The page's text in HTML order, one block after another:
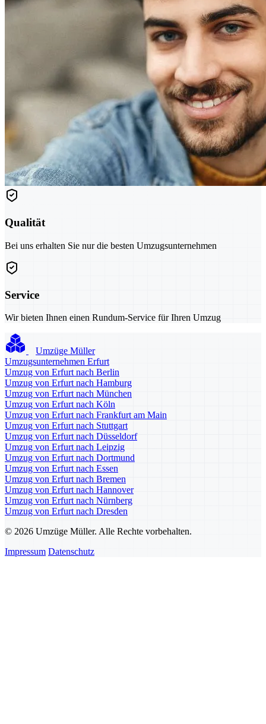
Qualität
Bei uns erhalten Sie nur die besten Umzugsunternehmen
Service
Wir bieten Ihnen einen Rundum-Service für Ihren Umzug
Umzüge Müller
Umzugsunternehmen Erfurt
Umzug von Erfurt nach Berlin
Umzug von Erfurt nach Hamburg
Umzug von Erfurt nach München
Umzug von Erfurt nach Köln
Umzug von Erfurt nach Frankfurt am Main
Umzug von Erfurt nach Stuttgart
Umzug von Erfurt nach Düsseldorf
Umzug von Erfurt nach Leipzig
Umzug von Erfurt nach Dortmund
Umzug von Erfurt nach Essen
Umzug von Erfurt nach Bremen
Umzug von Erfurt nach Hannover
Umzug von Erfurt nach Nürnberg
Umzug von Erfurt nach Dresden
© 2026 Umzüge Müller. Alle Rechte vorbehalten.
Impressum Datenschutz